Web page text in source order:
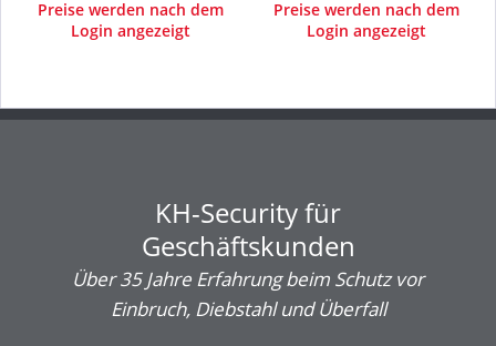
Preise werden nach dem
Login angezeigt
Preise werden nach dem
Login angezeigt
KH-Security für
Geschäftskunden
Über 35 Jahre Erfahrung beim Schutz vor
Einbruch, Diebstahl und Überfall